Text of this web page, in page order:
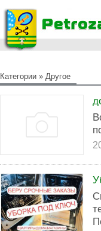
Категории » Другое